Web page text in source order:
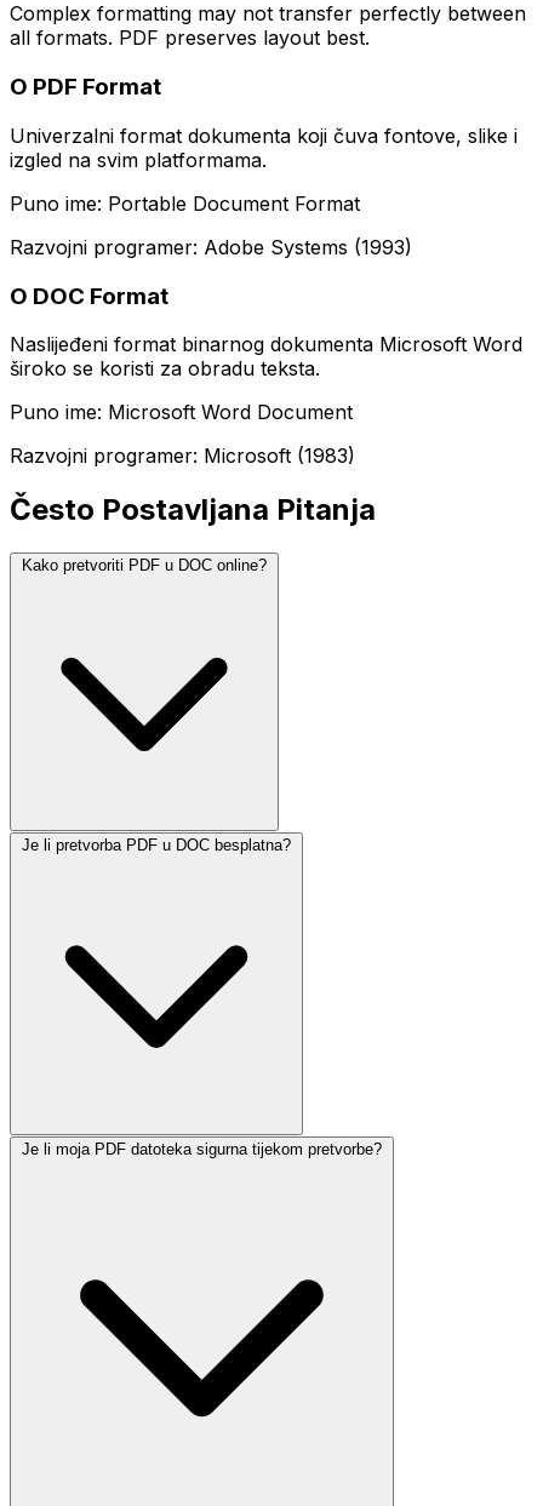
Complex formatting may not transfer perfectly between
all formats. PDF preserves layout best.
O PDF Format
Univerzalni format dokumenta koji čuva fontove, slike i
izgled na svim platformama.
Puno ime: Portable Document Format
Razvojni programer: Adobe Systems (1993)
O DOC Format
Naslijeđeni format binarnog dokumenta Microsoft Word
široko se koristi za obradu teksta.
Puno ime: Microsoft Word Document
Razvojni programer: Microsoft (1983)
Često Postavljana Pitanja
Kako pretvoriti PDF u DOC online?
Je li pretvorba PDF u DOC besplatna?
Je li moja PDF datoteka sigurna tijekom pretvorbe?